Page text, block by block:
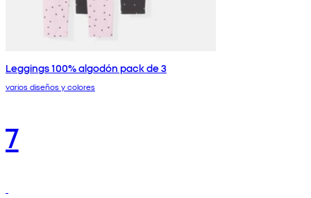
Leggings 100% algodón pack de 3
varios diseños y colores
7